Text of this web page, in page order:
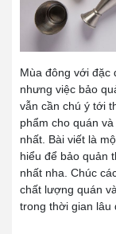
Mùa đông với đặc
nhưng việc bảo
vẫn cần chú ý tới
phẩm cho quán
nhất. Bài viết là
hiểu để bảo quản
nhất nha. Chúc
chất lượng quán
trong thời gian lâu